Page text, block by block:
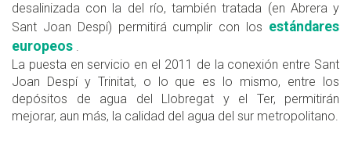
desalinizada con la del río, también tratada (en Abrera y
Sant Joan Despí) permitirá cumplir con los estándares
europeos .
La puesta en servicio en el 2011 de la conexión entre Sant
Joan Despí y Trinitat, o lo que es lo mismo, entre los
depósitos de agua del Llobregat y el Ter, permitirán
mejorar, aun más, la calidad del agua del sur metropolitano.